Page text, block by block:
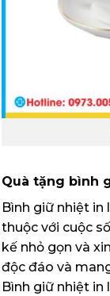
Quà tặng bình
Bình giữ nhiệt
thuộc với cuộc
kế nhỏ gọn và
độc đáo và
Bình giữ nhiệt in